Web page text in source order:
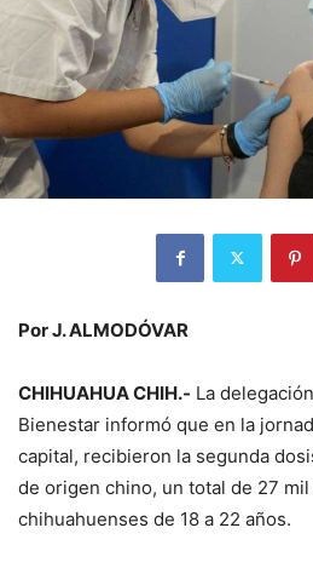
Por J. ALMODÓVAR
CHIHUAHUA CHIH.- La
Bienestar informó que en la
capital, recibieron la segunda
de origen chino, un total de 27
chihuahuenses de 18 a 22 años.